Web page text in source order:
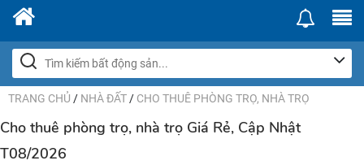
TRANG CHỦ / NHÀ ĐẤT / CHO THUÊ PHÒNG TRỌ, NHÀ TRỌ
Cho thuê phòng trọ, nhà trọ Giá Rẻ, Cập Nhật
T08/2026